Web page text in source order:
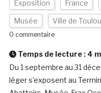
Exposition France
Musée Ville de
0 commentaire
Temps de lecture : 4
Du 1 septembre au 31
léger s’exposent au